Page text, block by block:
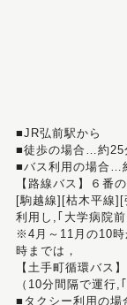
■JR弘前駅から
■徒歩の場合…約25
■バス利用の場合…
【路線バス】６番
[駒越線][枯木平線
利用し,｢大学病院
※4月～11月の10時
時までは，
【土手町循環バス
（10分間隔で運行,
■タクシー利用の